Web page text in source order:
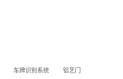
车牌识别系统
铝艺门